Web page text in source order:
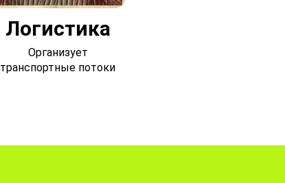
Логистика
Организует
транспортные потоки